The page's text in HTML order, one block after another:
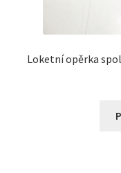
Loketní opěrka